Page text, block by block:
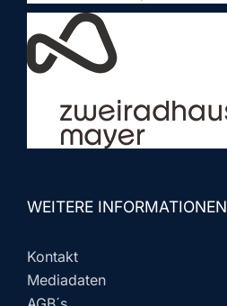
WEITERE INFORMATIONEN
Kontakt
Mediadaten